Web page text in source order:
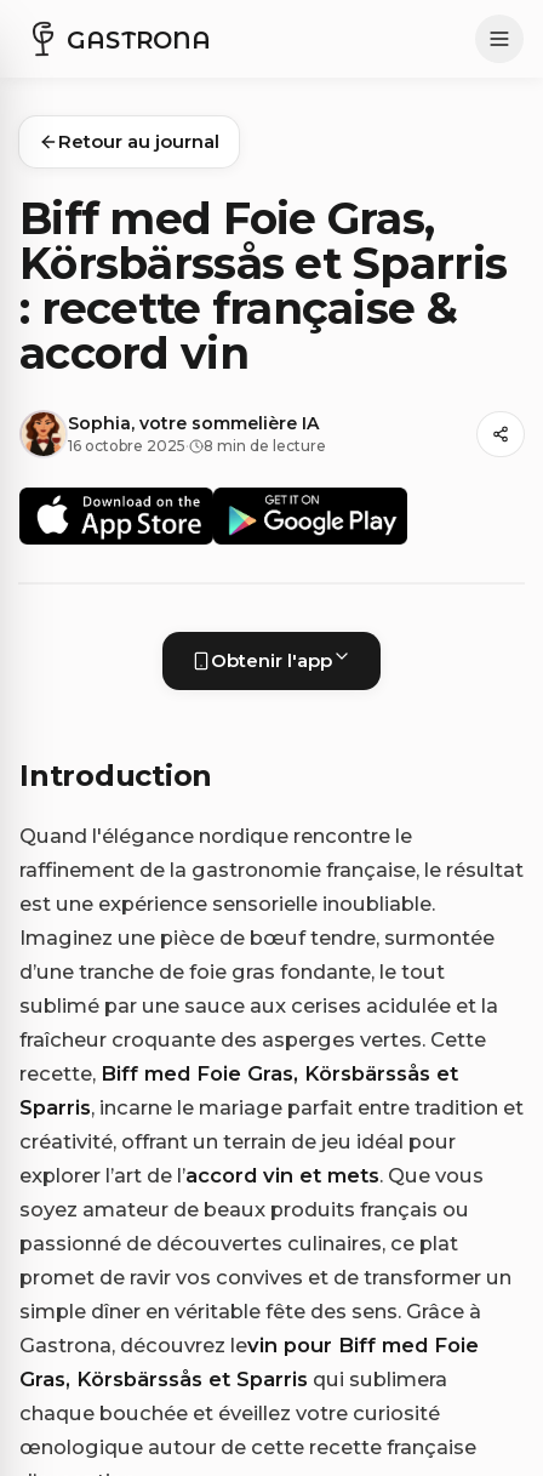
GASTRONA
Retour au journal
Biff med Foie Gras,
Körsbärssås et Sparris
: recette française &
accord vin
Sophia, votre sommelière IA
16 octobre 2025· 8 min de lecture
Obtenir l'app
Introduction
Quand l'élégance nordique rencontre le
raffinement de la gastronomie française, le résultat
est une expérience sensorielle inoubliable.
Imaginez une pièce de bœuf tendre, surmontée
d’une tranche de foie gras fondante, le tout
sublimé par une sauce aux cerises acidulée et la
fraîcheur croquante des asperges vertes. Cette
recette, Biff med Foie Gras, Körsbärssås et
Sparris, incarne le mariage parfait entre tradition et
créativité, offrant un terrain de jeu idéal pour
explorer l’art de l’accord vin et mets. Que vous
soyez amateur de beaux produits français ou
passionné de découvertes culinaires, ce plat
promet de ravir vos convives et de transformer un
simple dîner en véritable fête des sens. Grâce à
Gastrona, découvrez levin pour Biff med Foie
Gras, Körsbärssås et Sparris qui sublimera
chaque bouchée et éveillez votre curiosité
œnologique autour de cette recette française